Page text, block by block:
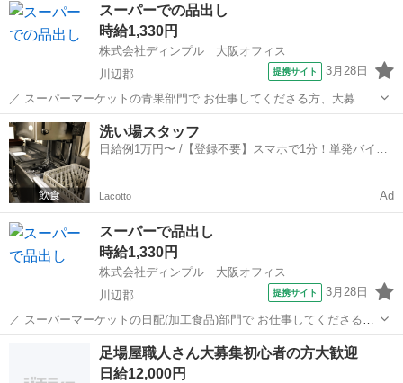
の免許無くても大丈夫です。 日払いok 未経験の方10000円〜 経験者の
方11...
スーパーでの品出し
時給1,330円
株式会社ディンプル 大阪オフィス
川辺郡
提携サイト 3月28日
／ スーパーマーケットの青果部門で お仕事してくださる方、大募
集.・* ＼ 青果コーナーでのパック詰め・品出しなどをお任せします。
野菜や果物をサイズごとにカットして ラップにくるんだり、品出し、
その他、商品管理...
兵庫 川辺郡 その他
洗い場スタッフ
日給例1万円〜 /【登録不要】スマホで1分！単発バイト
Lacotto Ad
スーパーで品出し
時給1,330円
株式会社ディンプル 大阪オフィス
川辺郡
提携サイト 3月28日
／ スーパーマーケットの日配(加工食品)部門で お仕事してくださる
方、大募集.・* ＼ ＜具体的な仕事内容＞ ・商品整理 ・品出し ・在庫
う部門での...
その他
足場屋職人さん大募集初心者の方大歓迎
日給12,000円